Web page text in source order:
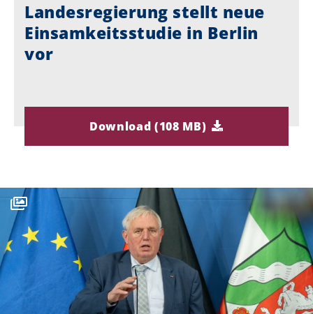
Landesregierung stellt neue
Einsamkeitsstudie in Berlin
vor
Download (108 MB)